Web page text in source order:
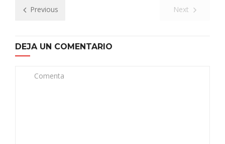
Previous Next
DEJA UN COMENTARIO
Comenta